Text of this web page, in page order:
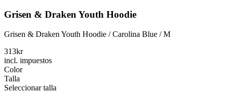
Grisen & Draken Youth Hoodie
Grisen & Draken Youth Hoodie / Carolina Blue / M
313kr
incl. impuestos
Color
Talla
Seleccionar talla